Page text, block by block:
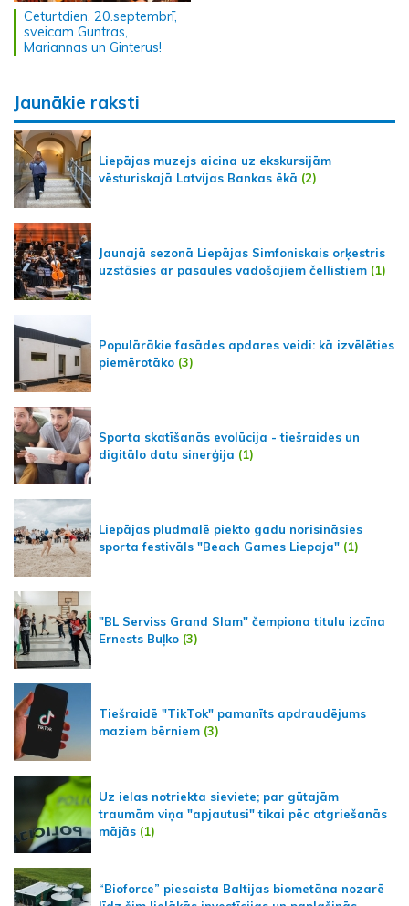
Ceturtdien, 20.septembrī,
sveicam Guntras,
Mariannas un Ginterus!
Jaunākie raksti
Liepājas muzejs aicina uz ekskursijām
vēsturiskajā Latvijas Bankas ēkā (2)
Jaunajā sezonā Liepājas Simfoniskais orķestris
uzstāsies ar pasaules vadošajiem čellistiem (1)
Populārākie fasādes apdares veidi: kā izvēlēties
piemērotāko (3)
Sporta skatīšanās evolūcija - tiešraides un
digitālo datu sinerģija (1)
Liepājas pludmalē piekto gadu norisināsies
sporta festivāls "Beach Games Liepaja" (1)
"BL Serviss Grand Slam" čempiona titulu izcīna
Ernests Buļko (3)
Tiešraidē "TikTok" pamanīts apdraudējums
maziem bērniem (3)
Uz ielas notriekta sieviete; par gūtajām
traumām viņa "apjautusi" tikai pēc atgriešanās
mājās (1)
“Bioforce” piesaista Baltijas biometāna nozarē